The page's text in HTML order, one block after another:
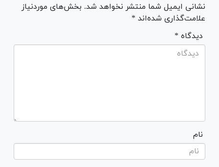
نشانی ایمیل شما منتشر نخواهد شد. بخش‌های موردنیاز
علامت‌گذاری شده‌اند *
* دیدگاه
نام